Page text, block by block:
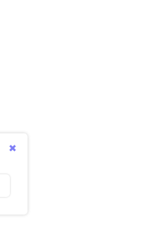
✖